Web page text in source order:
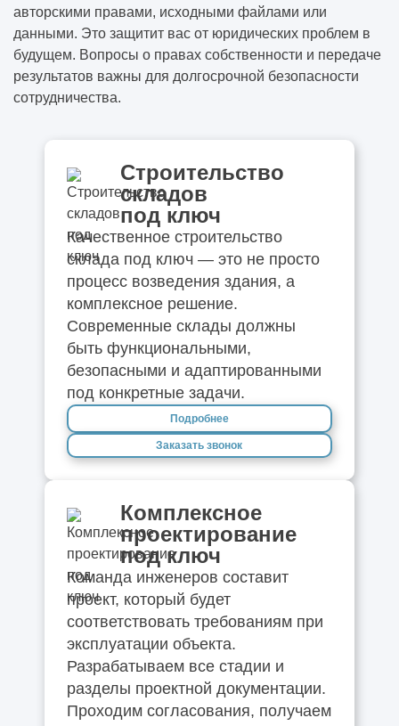
авторскими правами, исходными файлами или
данными. Это защитит вас от юридических проблем в
будущем. Вопросы о правах собственности и передаче
результатов важны для долгосрочной безопасности
сотрудничества.
Строительство
складов
под ключ
Качественное строительство
склада под ключ — это не просто
процесс возведения здания, а
комплексное решение.
Современные склады должны
быть функциональными,
безопасными и адаптированными
под конкретные задачи.
Подробнее
Заказать звонок
Комплексное
проектирование
под ключ
Команда инженеров составит
проект, который будет
соответствовать требованиям при
эксплуатации объекта.
Разрабатываем все стадии и
разделы проектной документации.
Проходим согласования, получаем